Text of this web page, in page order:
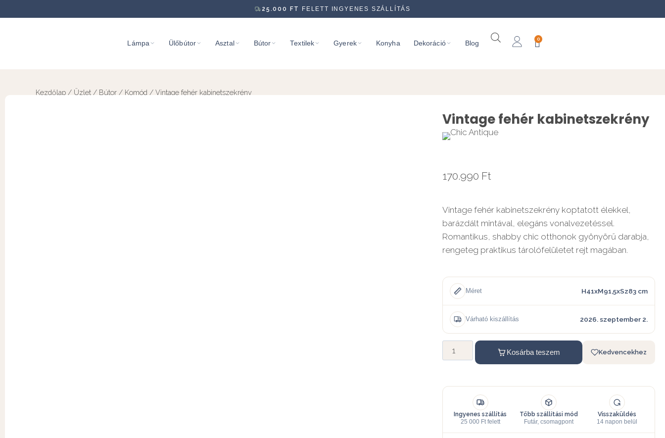
25.000 FT FELETT INGYENES SZÁLLÍTÁS
Lámpa Ülőbútor Asztal Bútor Textilek Gyerek Konyha Dekoráció Blog
0
Kezdőlap / Üzlet / Bútor / Komód / Vintage fehér kabinetszekrény
Vintage fehér kabinetszekrény
170.990 Ft
Vintage fehér kabinetszekrény koptatott élekkel,
barázdált mintával, elegáns vonalvezetéssel.
Romantikus, shabby chic otthonok gyönyörű darabja,
rengeteg praktikus tárolófelületet rejt magában.
Méret H41xM91,5xSz83 cm
Várható kiszállítás 2026. szeptember 2.
Kosárba teszem Kedvencekhez
Ingyenes szállítás
25 000 Ft felett
Több szállítási mód
Futár, csomagpont
Visszaküldés
14 napon belül